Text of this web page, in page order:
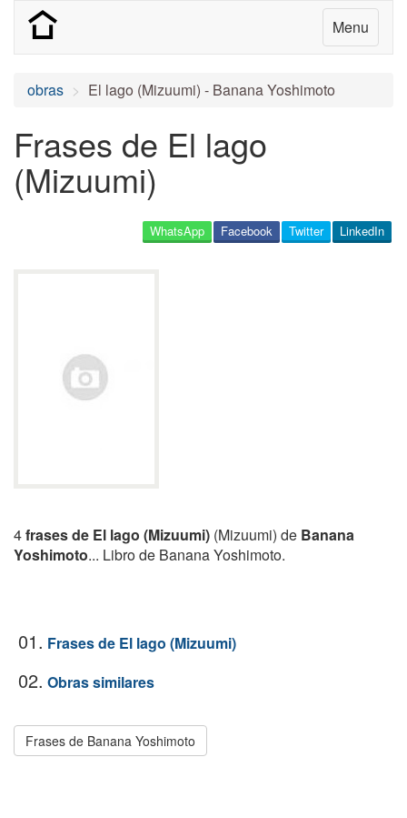
Menu
obras El lago (Mizuumi) - Banana Yoshimoto
Frases de El lago
(Mizuumi)
LinkedIn
Twitter
Facebook
WhatsApp
4frases de El lago (Mizuumi) (Mizuumi) de Banana
Yoshimoto... Libro de Banana Yoshimoto.
01. Frases de El lago (Mizuumi)
02. Obras similares
Frases de Banana Yoshimoto